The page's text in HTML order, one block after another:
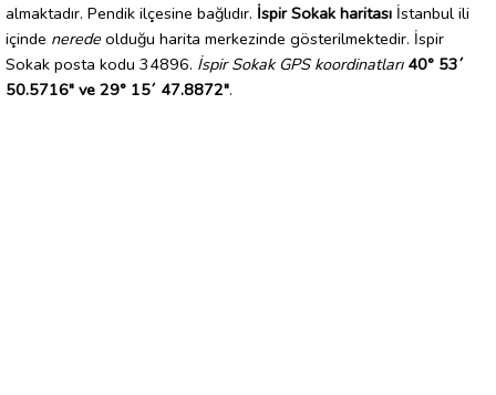
almaktadır. Pendik ilçesine bağlıdır. İspir Sokak haritası İstanbul ili
içinde nerede olduğu harita merkezinde gösterilmektedir. İspir
Sokak posta kodu 34896. İspir Sokak GPS koordinatları 40° 53´
50.5716" ve 29° 15´ 47.8872".